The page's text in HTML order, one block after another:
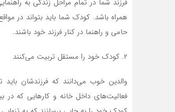
فرزند شما در تمام مراحل زندگی به
همراه باشد. کودک شما باید بتواند در
حامی و راهنما در کنار فرزند خود باشند.
۲. کودک خود را مستقل تربیت می‌کنند
والدین خوب می‌دانند که فرزندشان باید
فعالیت‌های داخل خانه و کار‌هایی که در